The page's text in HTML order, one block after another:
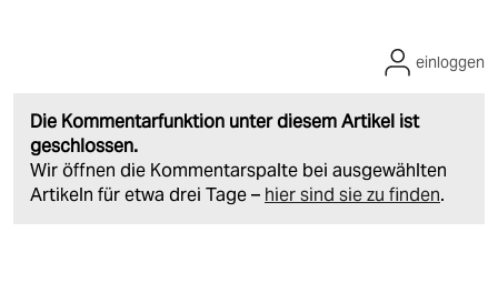
Die Kommentarfunktion unter diesem Artikel ist
geschlossen.
Wir öffnen die Kommentarspalte bei ausgewählten
Artikeln für etwa drei Tage – hier sind sie zu finden.
einloggen